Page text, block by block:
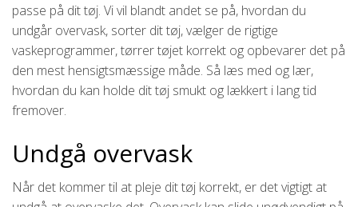
passe på dit tøj. Vi vil blandt andet se på, hvordan du
undgår overvask, sorter dit tøj, vælger de rigtige
vaskeprogrammer, tørrer tøjet korrekt og opbevarer det på
den mest hensigtsmæssige måde. Så læs med og lær,
hvordan du kan holde dit tøj smukt og lækkert i lang tid
fremover.
Undgå overvask
Når det kommer til at pleje dit tøj korrekt, er det vigtigt at